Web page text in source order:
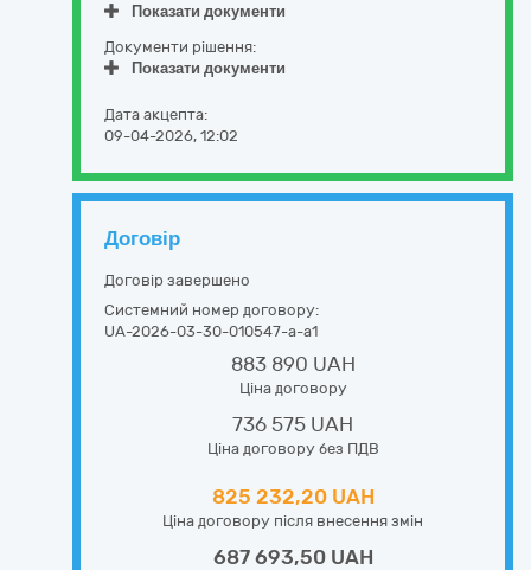
Показати документи
Документи рішення:
Показати документи
Дата акцепта:
09-04-2026, 12:02
Договір
Договір завершено
Системний номер договору:
UA-2026-03-30-010547-a-a1
883 890 UAH
Ціна договору
736 575 UAH
Ціна договору без ПДВ
825 232,20 UAH
Ціна договору після внесення змін
687 693,50 UAH